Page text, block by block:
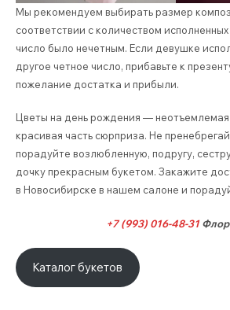
Мы рекомендуем выбирать размер
соответствии с количеством
число было нечетным. Если девушке
другое четное число, прибавьте к
пожелание достатка и прибыли.
Цветы на день рождения — неотъемлемая
красивая часть сюрприза. Не
порадуйте возлюбленную, подругу,
дочку прекрасным букетом. Закажите
в Новосибирске в нашем салоне и
+7 (993) 016-48-31
Каталог букетов